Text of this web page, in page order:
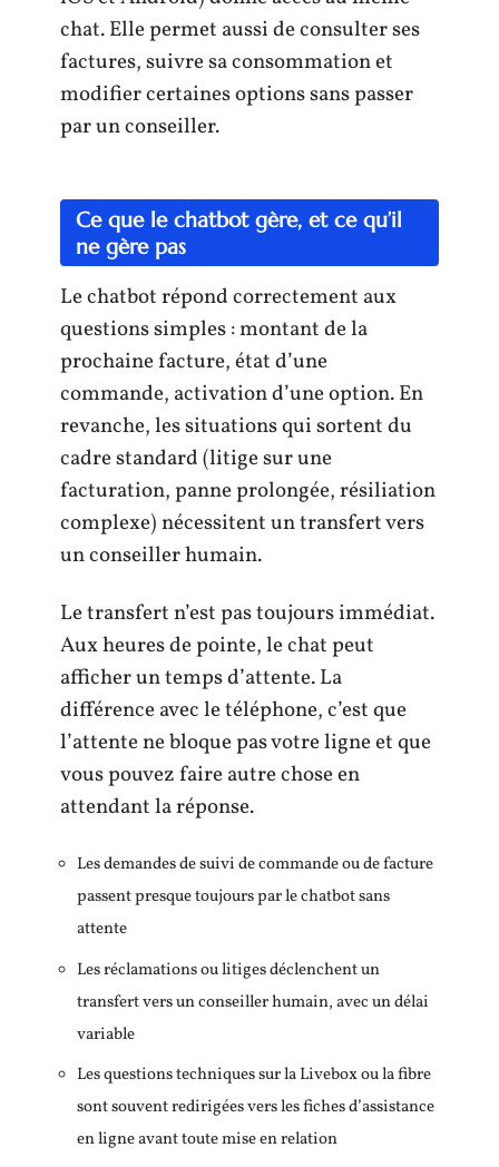
chat. Elle permet aussi de consulter ses
factures, suivre sa consommation et
modifier certaines options sans passer
par un conseiller.
Ce que le chatbot gère, et ce qu’il
ne gère pas
Le chatbot répond correctement aux
questions simples : montant de la
prochaine facture, état d’une
commande, activation d’une option. En
revanche, les situations qui sortent du
cadre standard (litige sur une
facturation, panne prolongée, résiliation
complexe) nécessitent un transfert vers
un conseiller humain.
Le transfert n’est pas toujours immédiat.
Aux heures de pointe, le chat peut
afficher un temps d’attente. La
différence avec le téléphone, c’est que
l’attente ne bloque pas votre ligne et que
vous pouvez faire autre chose en
attendant la réponse.
Les demandes de suivi de commande ou de facture
passent presque toujours par le chatbot sans
attente
Les réclamations ou litiges déclenchent un
transfert vers un conseiller humain, avec un délai
variable
Les questions techniques sur la Livebox ou la fibre
sont souvent redirigées vers les fiches d’assistance
en ligne avant toute mise en relation